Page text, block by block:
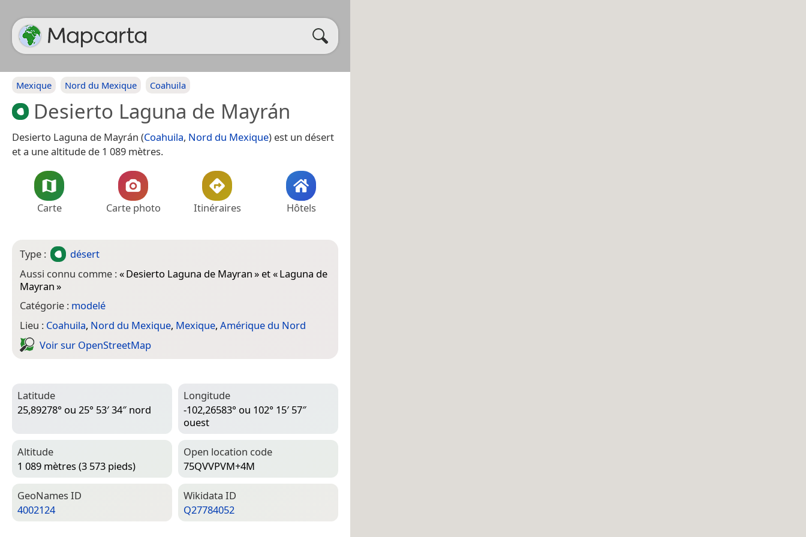
Mexique Nord du Mexique Coahuila
Desierto Laguna de Mayrán
Desierto Laguna de Mayrán (Coahuila, Nord du Mexique) est un désert
et a une altitude de 1 089 mètres.
Carte Carte photo Itinéraires Hôtels
Type :
désert
Aussi connu comme :«Desierto Laguna de Mayran» et «Laguna de
Mayran»
Catégorie : modelé
Lieu : Coahuila, Nord du Mexique, Mexique, Amérique du Nord
Voir sur Open­Street­Map
Latitude
25,89278° ou 25° 53′ 34″ nord
Longitude
-102,26583° ou 102° 15′ 57″
ouest
Altitude
1 089 mètres (3 573 pieds)
Open location code
75QVVPVM+4M
Geo­Names ID
4002124
Wiki­data ID
Q27784052